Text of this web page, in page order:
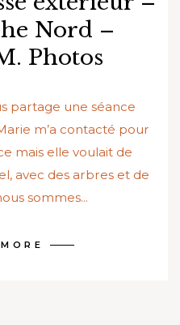
Nord –
Photos
partage une séance
m’a contacté pour
mais elle voulait de
avec des arbres et de
sommes...